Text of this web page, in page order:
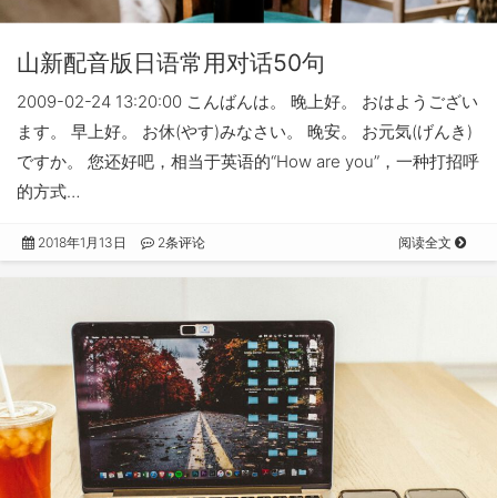
山新配音版日语常用对话50句
2009-02-24 13:20:00 こんばんは。 晚上好。 おはようござい
ます。 早上好。 お休(やす)みなさい。 晚安。 お元気(げんき)
ですか。 您还好吧，相当于英语的“How are you”，一种打招呼
的方式…
2018年1月13日 2条评论 阅读全文